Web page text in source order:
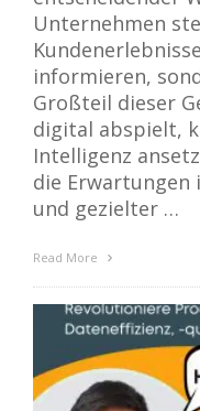
Unternehmen
informieren,
Großteil dieser
digital abspielt,
Intelligenz
die Erwartungen
und gezielter …
Read More